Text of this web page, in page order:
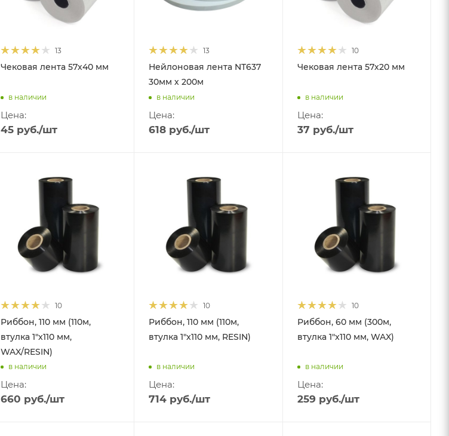
13
Чековая лента 57х40 мм
в наличии
Цена:
45руб./шт
13
Нейлоновая лента NT637
30мм х 200м
в наличии
Цена:
618 руб./шт
10
Чековая лента 57х20 мм
в наличии
Цена:
37 руб./шт
10
Риббон, 110 мм (110м,
втулка 1"x110 мм,
WAX/RESIN)
в наличии
Цена:
660 руб./шт
10
Риббон, 110 мм (110м,
втулка 1"x110 мм, RESIN)
в наличии
Цена:
714 руб./шт
10
Риббон, 60 мм (300м,
втулка 1"x110 мм, WAX)
в наличии
Цена:
259 руб./шт